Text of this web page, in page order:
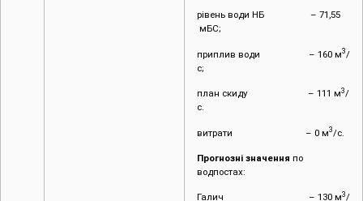
рівень води НБ – 71,55
мБС;
приплив води – 160 м3/
с;
план скиду – 111 м3/
с.
витрати – 0 м3/с.
Прогнозні значення по
водпостах:
Галич – 130 м3/